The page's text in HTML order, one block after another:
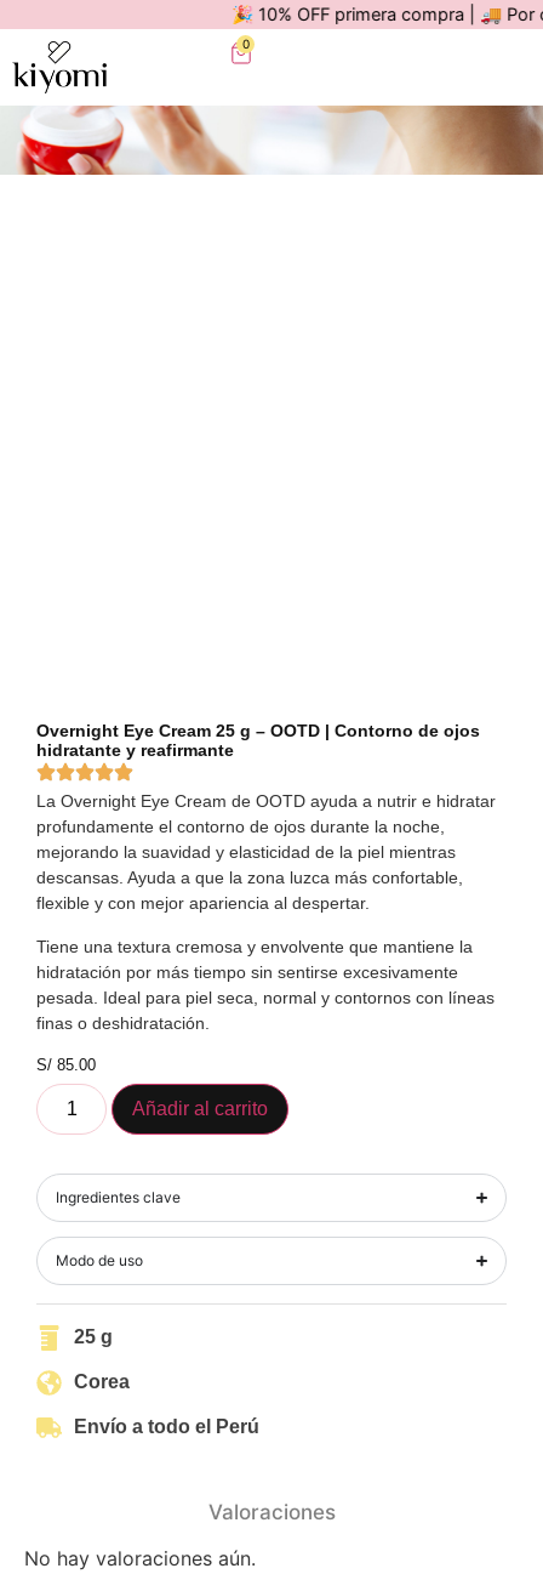
🎉 10% OFF primera compra | 🚚 Por
0
Overnight Eye Cream 25 g – OOTD | Contorno de ojos
hidratante y reafirmante
La Overnight Eye Cream de OOTD ayuda a nutrir e hidratar
profundamente el contorno de ojos durante la noche,
mejorando la suavidad y elasticidad de la piel mientras
descansas. Ayuda a que la zona luzca más confortable,
flexible y con mejor apariencia al despertar.
Tiene una textura cremosa y envolvente que mantiene la
hidratación por más tiempo sin sentirse excesivamente
pesada. Ideal para piel seca, normal y contornos con líneas
finas o deshidratación.
S/ 85.00
Añadir al carrito
Ingredientes clave
Modo de uso
25 g
Corea
Envío a todo el Perú
Valoraciones
No hay valoraciones aún.